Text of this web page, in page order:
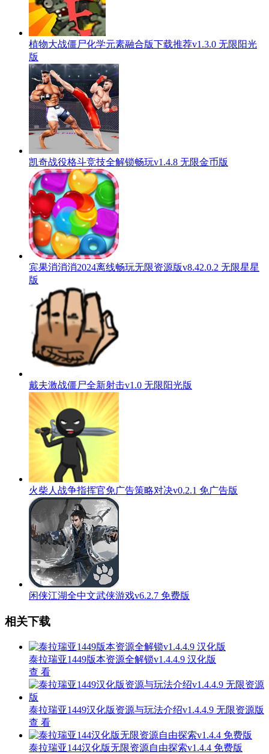
植物大战僵尸化学元素融合版下载推荐v1.3.0 无限阳光
版
凯奇战役格斗竞技全解锁畅玩v1.4.8 无限金币版
宾果消消消2024离线畅玩无限资源版v8.42.0.2 无限星星
版
戴夫激战僵尸全新射击v1.0 无限阳光版
火柴人战争指挥官免广告策略对决v0.2.1 免广告版
闲侠江湖全中文武侠游戏v6.2.7 免费版
相关下载
泰拉瑞亚1449版本资源全解锁v1.4.4.9 汉化版
查 看
泰拉瑞亚1449汉化版资源与玩法介绍v1.4.4.9 无限资源版
查 看
泰拉瑞亚144汉化版无限资源自由探索v1.4.4 免费版